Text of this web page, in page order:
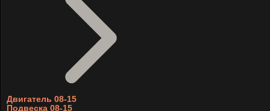
Двигатель 08-15
Подвеска 08-15